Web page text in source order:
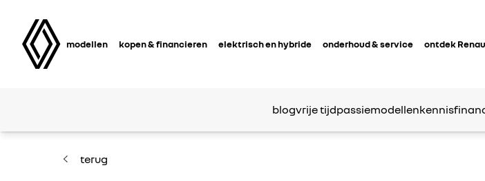
modellen kopen & financieren elektrisch en hybride onderhoud & service ontdek
blogvrije tijdpassiemodellenkennis
terug